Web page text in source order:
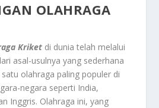
OLAHRAGA
Kriket di dunia telah melalui
asal-usulnya yang sederhana
olahraga paling populer di
negara seperti India,
Inggris. Olahraga ini, yang